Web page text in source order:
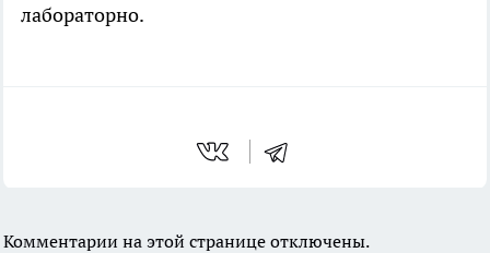
лабораторно.
Комментарии на этой странице отключены.